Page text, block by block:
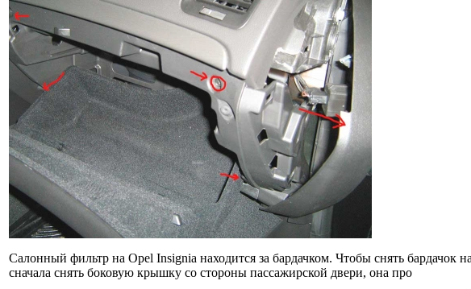
Салонный фильтр на Opel Insignia находится за бардачком. Чтобы снять бардачок
сначала снять боковую крышку со стороны пассажирской двери, она про